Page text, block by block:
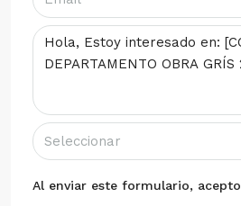
Seleccionar
Al enviar este formulario, acepto